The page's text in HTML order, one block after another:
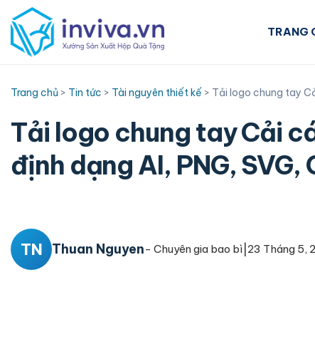
to
content
TRANG
Trang chủ > Tin tức > Tài nguyên thiết kế > Tải logo chung tay
Tải logo chung tay Cải
định dạng AI, PNG, SVG,
TN Thuan Nguyen- Chuyên gia bao bì 23 Tháng 5,